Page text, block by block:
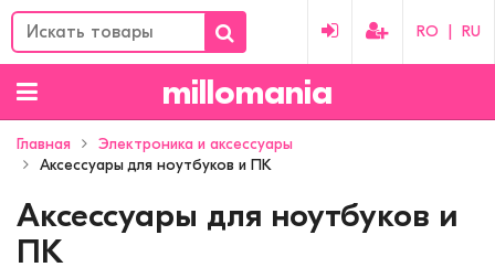
RO RU
millomania
Главная
Электроника и аксессуары
Аксессуары для ноутбуков и ПК
Аксессуары для ноутбуков и
ПК